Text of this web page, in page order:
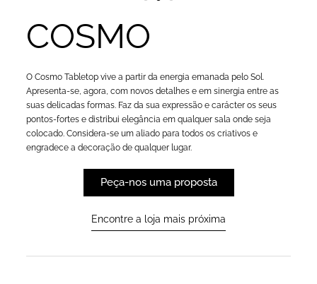
COSMO
O Cosmo Tabletop vive a partir da energia emanada pelo Sol.
Apresenta-se, agora, com novos detalhes e em sinergia entre as
suas delicadas formas. Faz da sua expressão e carácter os seus
pontos-fortes e distribui elegância em qualquer sala onde seja
colocado. Considera-se um aliado para todos os criativos e
engradece a decoração de qualquer lugar.
Peça-nos uma proposta
Encontre a loja mais próxima